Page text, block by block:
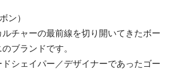
ン）
チャーの最前線を切り開いてきたボー
ブランドです。
シェイパー／デザイナーであったゴー